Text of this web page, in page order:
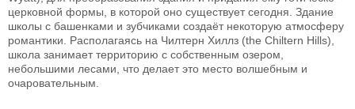
церковной формы, в которой оно существует сегодня. Здание
школы с башенками и зубчиками создаёт некоторую атмосферу
романтики. Располагаясь на Чилтерн Хиллз (the Chiltern Hills),
школа занимает территорию с собственным озером,
небольшими лесами, что делает это место волшебным и
очаровательным.